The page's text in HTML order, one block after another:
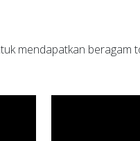
mendapatkan beragam